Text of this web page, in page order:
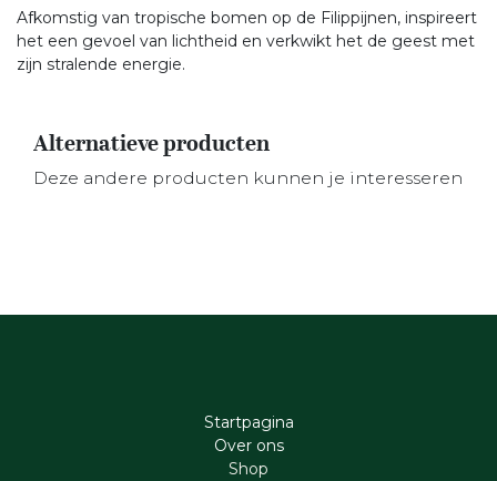
Afkomstig van tropische bomen op de Filippijnen, inspireert
het een gevoel van lichtheid en verkwikt het de geest met
zijn stralende energie.
Alternatieve producten
Deze andere producten kunnen je interesseren
Startpagina
Ove​r​ ons
Shop